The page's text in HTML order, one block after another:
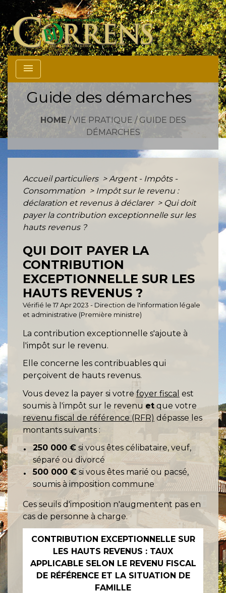
menu
Guide des démarches
HOME/VIE PRATIQUE / GUIDE DES
DÉMARCHES
Accueil particuliers > Argent - Impôts -
Consommation > Impôt sur le revenu :
déclaration et revenus à déclarer > Qui doit
payer la contribution exceptionnelle sur les
hauts revenus ?
QUI DOIT PAYER LA
CONTRIBUTION
EXCEPTIONNELLE SUR LES
HAUTS REVENUS ?
Vérifié le 17 Apr 2023 - Direction de l'information légale
et administrative (Première ministre)
La contribution exceptionnelle s'ajoute à
l'impôt sur le revenu.
Elle concerne les contribuables qui
perçoivent de hauts revenus.
Vous devez la payer si votrefoyer fiscal est
soumis à l'impôt sur le revenu et que votre
revenu fiscal de référence (RFR) dépasse les
montants suivants :
250 000 € si vous êtes célibataire, veuf,
séparé ou divorcé
500 000 € si vous êtes marié ou pacsé,
soumis à imposition commune
Ces seuils d'imposition n'augmentent pas en
cas de personne à charge.
CONTRIBUTION EXCEPTIONNELLE SUR
LES HAUTS REVENUS : TAUX
APPLICABLE SELON LE REVENU FISCAL
DE RÉFÉRENCE ET LA SITUATION DE
FAMILLE